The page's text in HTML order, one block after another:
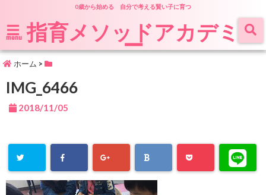
0歳から始める 自分で考える賢い子に育つ
menu 指育メソッドアカデミ
ー
ホーム >
IMG_6466
2018/11/05